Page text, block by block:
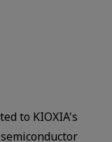
to KIOXIA's